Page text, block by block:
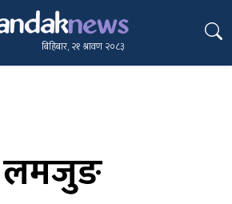
बिहिबार, २१ श्रावण २०८३
लमजुङ